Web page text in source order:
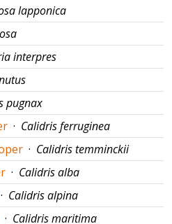
lapponica
interpres
pugnax
· Calidris ferruginea
· Calidris temminckii
· Calidris alba
· Calidris alpina
· Calidris maritima